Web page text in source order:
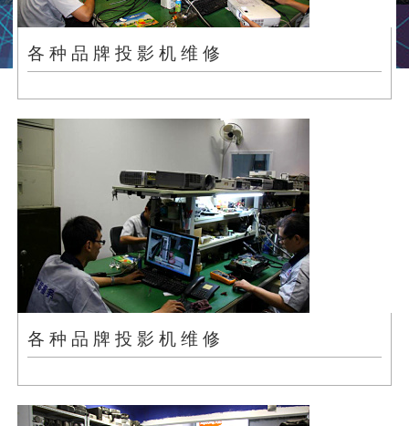
各 种 品 牌 投 影 机 维 修
各 种 品 牌 投 影 机 维 修